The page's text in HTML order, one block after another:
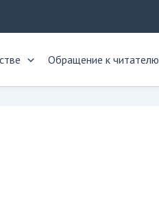
Обращение к читателю